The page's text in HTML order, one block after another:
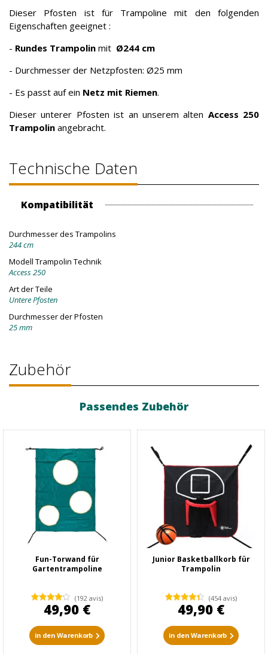
Dieser Pfosten ist für Trampoline mit den folgenden
Eigenschaften geeignet :
- Rundes Trampolin mit Ø244 cm
- Durchmesser der Netzpfosten: Ø25 mm
- Es passt auf ein Netz mit Riemen.
Dieser unterer Pfosten ist an unserem alten Access 250
Trampolin angebracht.
Technische Daten
Kompatibilität
Durchmesser des Trampolins
244 cm
Modell Trampolin Technik
Access 250
Art der Teile
Untere Pfosten
Durchmesser der Pfosten
25 mm
Zubehör
Passendes Zubehör
Fun-Torwand für
Gartentrampoline
(192 avis)
49,90 €
in den Warenkorb
Junior Basketballkorb für
Trampolin
(454 avis)
49,90 €
in den Warenkorb